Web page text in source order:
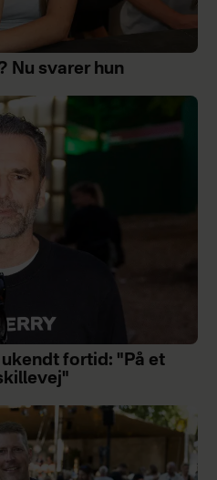
Nu svarer hun
fortid: "På et